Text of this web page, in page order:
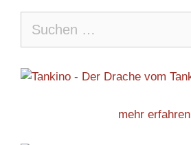
nach:
mehr erfahren